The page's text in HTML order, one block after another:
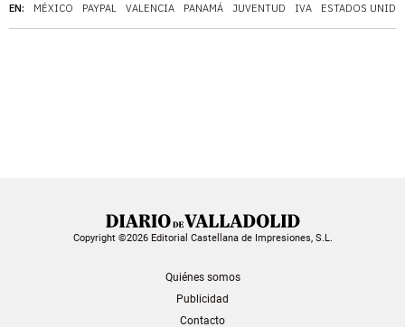
EN: MÉXICO PAYPAL VALENCIA PANAMÁ JUVENTUD IVA ESTADOS
Copyright ©2026 Editorial Castellana de Impresiones, S.L.
Quiénes somos
Publicidad
Contacto